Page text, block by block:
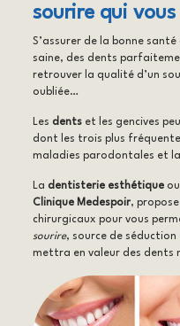
sourire qui
S’assurer de la bonne
saine, des dents
retrouver la qualité d’un
oubliée…
Les dentset les gencives
dont les trois plus
maladies parodontales et
La dentisterie esthétiqueou
Clinique Medespoir, propose
chirurgicaux pour vous
sourire, source de
mettra en valeur des dents